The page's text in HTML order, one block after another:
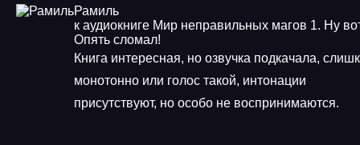
Рамиль
к аудиокниге Мир неправильных магов 1. Ну
Опять сломал!
Книга интересная, но озвучка подкачала,
монотонно или голос такой, интонации
присутствуют, но особо не воспринимаются.